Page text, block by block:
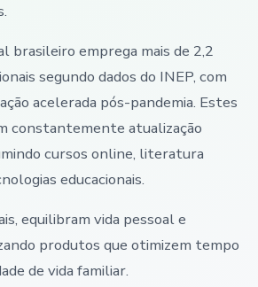
brasileiro emprega mais de 2,2
segundo dados do INEP, com
acelerada pós-pandemia. Estes
constantemente atualização
cursos online, literatura
educacionais.
equilibram vida pessoal e
produtos que otimizem tempo
de vida familiar.